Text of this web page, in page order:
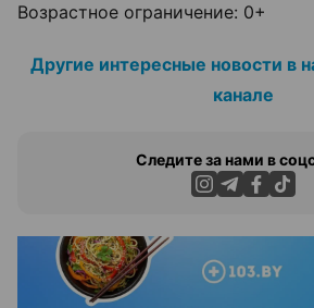
Возрастное ограничение: 0+
Другие интересные новости в
канале
Следите за нами в